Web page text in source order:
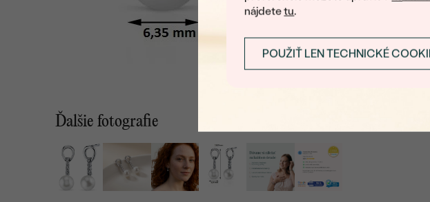
nájdetetu.
POUŽIŤ LEN TECHNICKÉ
Ďalšie fotografie